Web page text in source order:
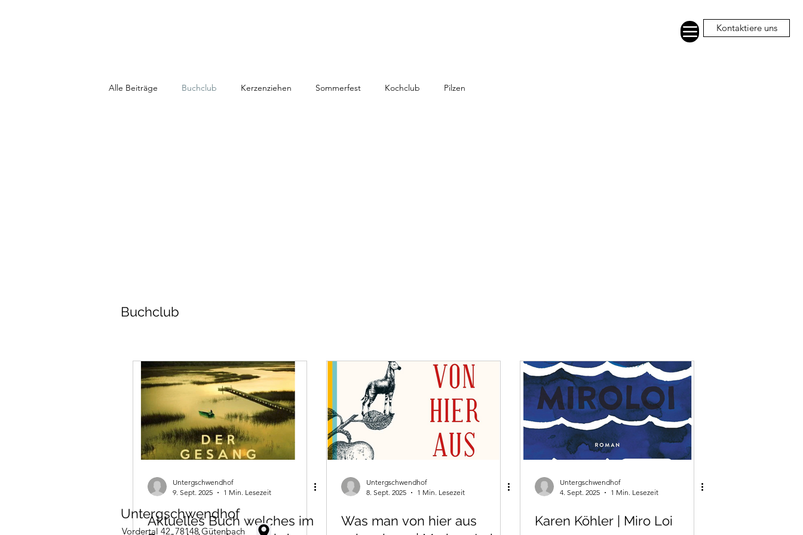
Kontaktiere uns
Alle Beiträge Buchclub Kerzenziehen Sommerfest Kochclub Pilzen
Buchclub
Untergschwendhof
9. Sept. 2025
1 Min. Lesezeit
Aktuelles Buch welches im
Untergschwendhof
8. Sept. 2025
1 Min. Lesezeit
Was man von hier aus
Untergschwendhof
4. Sept. 2025
1 Min. Lesezeit
Karen Köhler | Miro Loi
Untergschwendhof
Vordertal 42, 78148 Gütenbach